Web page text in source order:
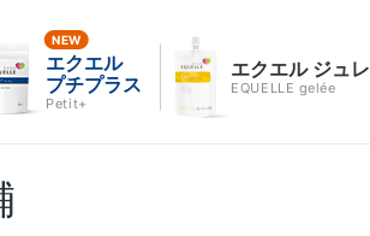
エクエル
プチプラス
Petit+
エクエル ジュレ
EQUELLE gelée